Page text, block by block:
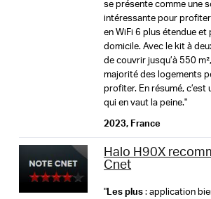
L'application MERCUSYS vous offre
simple de configurer en quelques
votre WiFi à la maison ou à l'extérieur
11g 6Mbps:-96dBm
11g 54Mbps:-78dBm
11ax HE20 MCS11:-66dBm
11ax HE40 MCS11:-62.5dBm
11a 6Mbps:-94.5dBm
11a 54Mbps:-77dBm
11ac VHT20 MCS8:-72.5dBm
11ax HE80 MCS11:-59dBm
11ax HE160 MCS11:-55dBm
Local Management, Remote
Sécurité Firewall
SPI Firewall
2× Halo H90X Units
1× RJ45 Ethernet Cable
2× Power Adapters
Quick Installation Guide
Température de fonctionnement : 0 °C
Humidité de fonctionnement : 10 % à
condensation
Humidité de stockage : 5 % à 90 %
se présente comme une
intéressante pour profiter
en WiFi 6 plus étendue et
domicile. Avec le kit à
de couvrir jusqu’à 550
majorité des logements
profiter. En résumé,
qui en vaut la peine."
2023, France
Halo H90X
Cnet
"Les plus: application